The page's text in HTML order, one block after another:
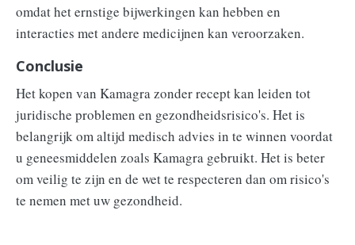
omdat het ernstige bijwerkingen kan hebben en
interacties met andere medicijnen kan veroorzaken.
Conclusie
Het kopen van Kamagra zonder recept kan leiden tot
juridische problemen en gezondheidsrisico's. Het is
belangrijk om altijd medisch advies in te winnen voordat
u geneesmiddelen zoals Kamagra gebruikt. Het is beter
om veilig te zijn en de wet te respecteren dan om risico's
te nemen met uw gezondheid.